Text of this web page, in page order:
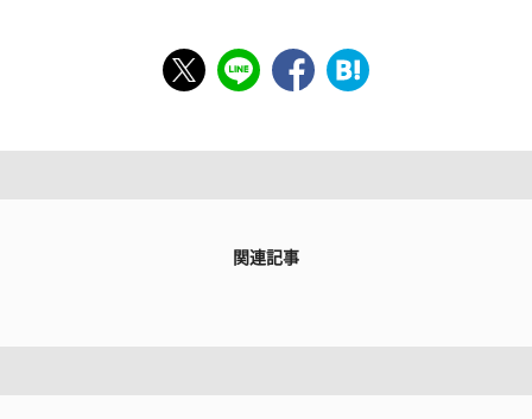
関連記事